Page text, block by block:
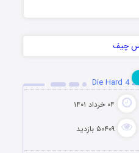
۰۴ خرداد ۱۴۰۱
۵۰۴۰۹ بازدید